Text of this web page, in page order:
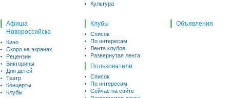
Культура
Афиша
Новороссийска
Кино
Скоро на экранах
Рецензии
Викторины
Для детей
Театр
Концерты
Клубы
Клубы
Список
По интересам
Лента клубов
Развернутая лента
Пользователи
Список
По интересам
Сейчас на сайте
Объявления